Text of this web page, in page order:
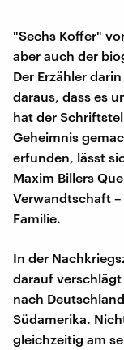
"Sechs Koffer"
aber auch der
Der Erzähler
daraus, dass es
hat der
Geheimnis
erfunden, lässt
Maxim Billers
Verwandtschaft
Familie.
In der
darauf verschlägt
nach
Südamerika.
gleichzeitig am